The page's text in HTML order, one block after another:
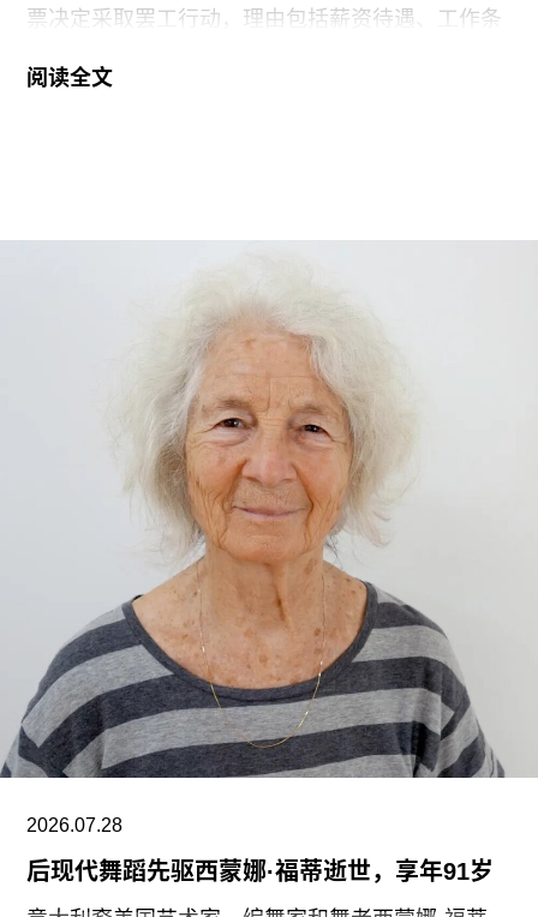
票决定采取罢工行动，理由包括薪资待遇、工作条
地区共运营四家博物馆，包括南肯辛顿的V&A博物
藏库的员工100%投票支持罢工行动。
V&A东馆典藏库于2025年5月开放，向公众展示了
数千件尚未在其他场馆展出的藏品。负责馆内“预约
展品”项目的员工必须全程陪同调取馆藏，只有在另
一位同事到岗接替后，才能去洗手间。与他们服务
的公众一样，这些员工也不允许将食物或饮料带入
主展厅或储藏区。
“这种展示我们文化遗产的创新模式，竟是由那些连
上厕所或喝口水都得不到充分保障的员工来实现
的，”Prospect工会秘书长迈克·克兰西（Mike
Clancy）告诉《卫报》。“如果参观者得知，工会一
直反对的那些存在于亚马逊等企业的劳动实践，竟
然也存在于一家国际知名的文化机构时，他们一定
会感到震惊。”
V&A东馆典藏库的员工正在争取两次各15分钟的带
薪休息时间。工会成员还要求V&A在一年内获得“伦
阅读全文
2026.07.28
后现代舞蹈先驱西蒙娜·福蒂逝世，享年91岁